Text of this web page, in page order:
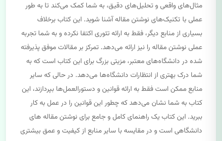
مثال‌های واقعی و تحلیل‌های دقیق، به شما کمک می‌کند تا به طور
عملی با تکنیک‌های نوشتن مقاله آشنا شوید. این کتاب برخلاف
بسیاری از منابع دیگر، فقط به ارائه تئوری اکتفا نکرده و به شما تجربه
عملی نوشتن مقاله را نیز ارائه می‌دهد. تمرکز بر مقالات موفق پذیرفته
شده در دانشگاه‌های معتبر، مزیتی بزرگ برای این کتاب است که به
شما درک بهتری از انتظارات دانشگاه‌ها می‌دهد. در حالی که سایر
منابع ممکن است فقط به ارائه قوانین و دستورالعمل‌ها بپردازند، این
کتاب به شما نشان می‌دهد که چطور این قوانین را در عمل به کار
ببرید. این کتاب یک راهنمای کامل و جامع برای نوشتن مقاله های
دانشگاهی است و در مقایسه با سایر منابع از کیفیت و عمق بیشتری